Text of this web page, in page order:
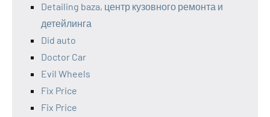
Detailing baza, центр кузовного ремонта и
детейлинга
Did auto
Doctor Car
Evil Wheels
Fix Price
Fix Price